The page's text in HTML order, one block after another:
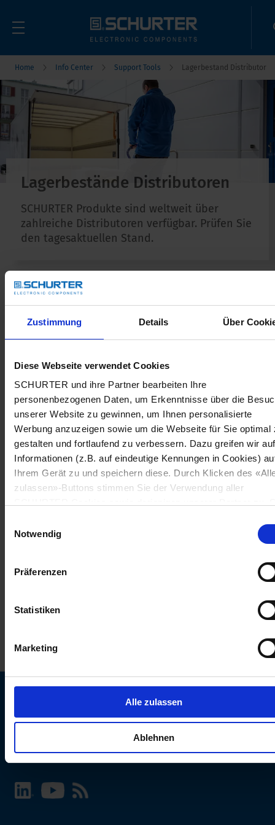
Zustimmung Details Über
Diese Webseite verwendet Cookies
SCHURTER und ihre Partner bearbeiten Ihre
personenbezogenen Daten, um Erkenntnisse über die
unserer Website zu gewinnen, um Ihnen personalisierte
Werbung anzuzeigen sowie um die Webseite für Sie optimal
gestalten und fortlaufend zu verbessern. Dazu greifen wir auf
Informationen (z.B. auf eindeutige Kennungen in Cookies)
Ihrem Gerät zu und speichern diese. Durch Klicken des
zulassen»-Buttons stimmen Sie der Verwendung aller
«Cookie-Einstellungen verwalten» am Seitenende klicken.
Einstellungen werden unseren Partnern gemeldet und haben
keinen Einfluss auf die Browserdaten. Weitere Informationen
erhalten Sie in unserer
Notwendig
Präferenzen
Statistiken
Marketing
Alle zulassen
Ablehnen
Home Info Center Support Tools Lagerbestand Distributor
Lagerbestände Distributoren
SCHURTER Produkte sind weltweit über
zahlreiche Distributoren verfügbar. Prüfen Sie
den tagesaktuellen Stand.
SCHURTER Webseite und Sprache wählen
INTERNATIONAL - Deutsch